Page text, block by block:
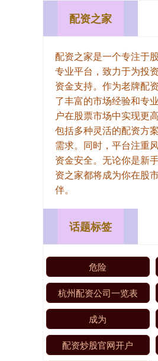
配资之家
配资之家是一个专注于
专业平台，致力于为投
资金支持。作为老牌配
了丰富的市场经验和专
户在股票市场中实现更
包括多种灵活的配资方
需求。同时，平台注重
资金安全。无论你是新
资之家都将成为你在股
伴。
话题标签
危险
杭州配资公司一览表
成为
配资炒股官网开户